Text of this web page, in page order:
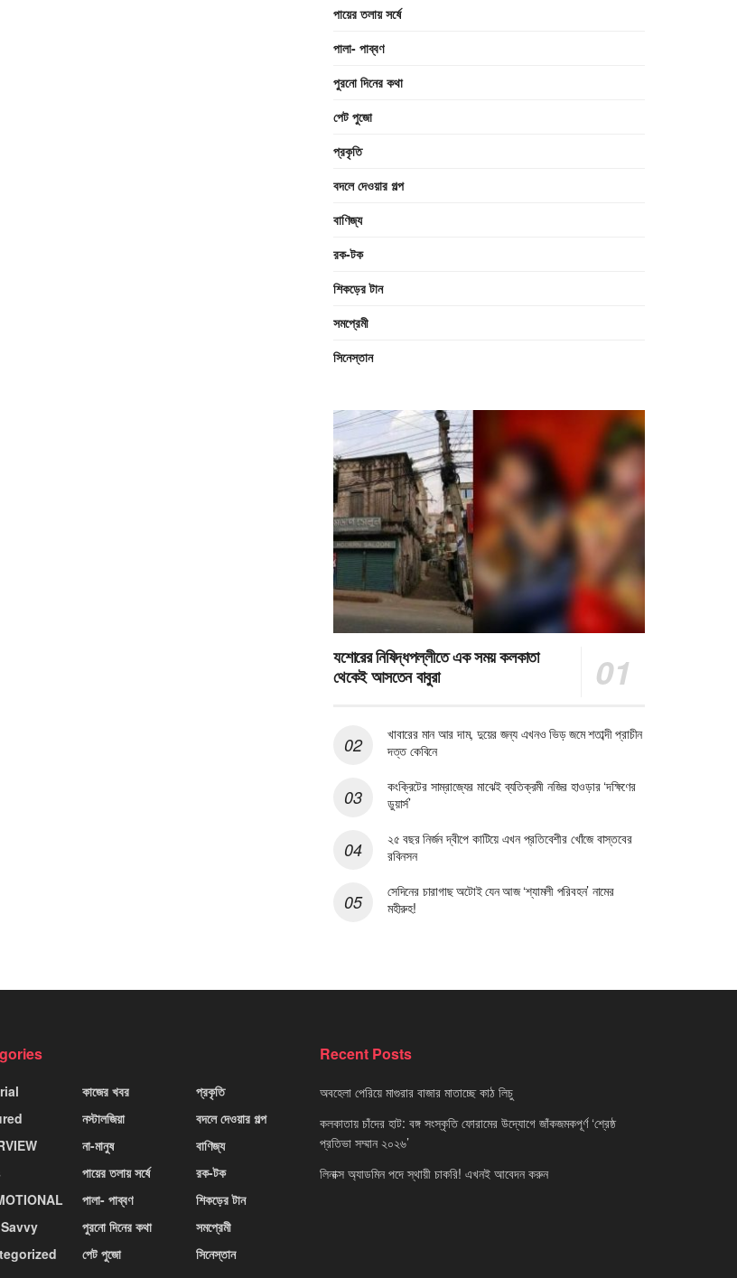
পায়ের তলায় সর্ষে
পালা- পাব্বণ
পুরনো দিনের কথা
পেট পুজো
প্রকৃতি
বদলে দেওয়ার গল্প
বাণিজ্য
রক-টক
শিকড়ের টান
সমপ্রেমী
সিনেস্তান
যশোরের নিষিদ্ধপল্লীতে এক সময় কলকাতা
থেকেই আসতেন বাবুরা
খাবারের মান আর দাম, দুয়ের জন্য এখনও ভিড় জমে শতাব্দী প্রাচীন
দত্ত কেবিনে
কংক্রিটের সাম্রাজ্যের মাঝেই ব্যতিক্রমী নজির হাওড়ার ‘দক্ষিণের
ডুয়ার্স’
২৫ বছর নির্জন দ্বীপে কাটিয়ে এখন প্রতিবেশীর খোঁজে বাস্তবের
রবিনসন
সেদিনের চারাগাছ অটোই যেন আজ ‘শ্যামলী পরিবহন’ নামের
মহীরুহ!
কাজের খবর
নস্টালজিয়া
না-মানুষ
পায়ের তলায় সর্ষে
পালা- পাব্বণ
পুরনো দিনের কথা
পেট পুজো
প্রকৃতি
বদলে দেওয়ার গল্প
বাণিজ্য
রক-টক
শিকড়ের টান
সমপ্রেমী
সিনেস্তান
Recent Posts
অবহেলা পেরিয়ে মাগুরার বাজার মাতাচ্ছে কাঠ লিচু
কলকাতায় চাঁদের হাট: বঙ্গ সংস্কৃতি ফোরামের উদ্যোগে জাঁকজমকপূর্ণ ‘শ্রেষ্ঠ
প্রতিভা সম্মান ২০২৬’
লিনাক্স অ্যাডমিন পদে স্থায়ী চাকরি! এখনই আবেদন করুন